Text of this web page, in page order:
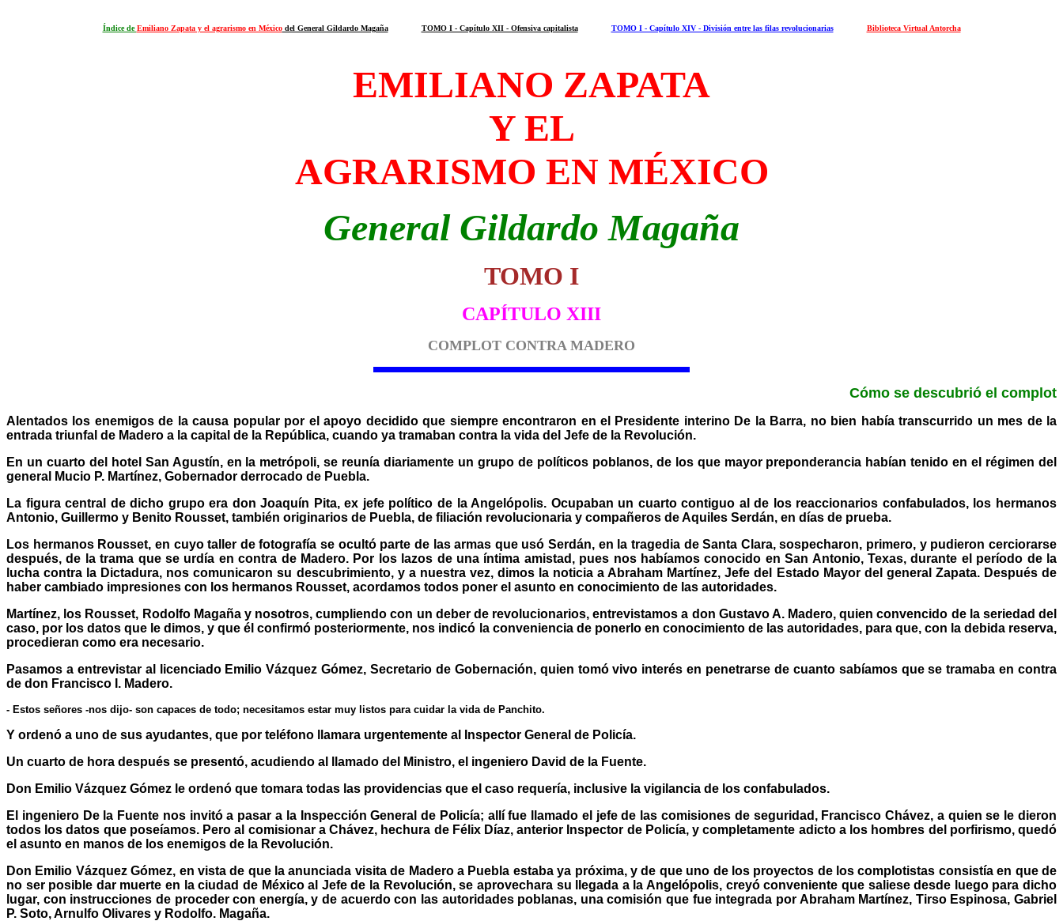
Índice deEmiliano Zapata y el agrarismo en Méxicodel General Gildardo Magaña TOMO I - Capítulo XII - Ofensiva capitalista TOMO I - Capítulo XIV - División entre las filas revolucionarias Biblioteca Virtual Antorcha
EMILIANO ZAPATA
Y EL
AGRARISMO EN MÉXICO
General Gildardo Magaña
TOMO I
CAPÍTULO XIII
COMPLOT CONTRA MADERO
Cómo se descubrió el complot
Alentados los enemigos de la causa popular por el apoyo decidido que siempre encontraron en el Presidente interino De la Barra, no bien había transcurrido un mes de la
entrada triunfal de Madero a la capital de la República, cuando ya tramaban contra la vida del Jefe de la Revolución.
En un cuarto del hotel San Agustín, en la metrópoli, se reunía diariamente un grupo de políticos poblanos, de los que mayor preponderancia habían tenido en el régimen del
general Mucio P. Martínez, Gobernador derrocado de Puebla.
La figura central de dicho grupo era don Joaquín Pita, ex jefe político de la Angelópolis. Ocupaban un cuarto contiguo al de los reaccionarios confabulados, los hermanos
Antonio, Guillermo y Benito Rousset, también originarios de Puebla, de filiación revolucionaria y compañeros de Aquiles Serdán, en días de prueba.
Los hermanos Rousset, en cuyo taller de fotografía se ocultó parte de las armas que usó Serdán, en la tragedia de Santa Clara, sospecharon, primero, y pudieron cerciorarse
después, de la trama que se urdía en contra de Madero. Por los lazos de una íntima amistad, pues nos habíamos conocido en San Antonio, Texas, durante el período de la
lucha contra la Dictadura, nos comunicaron su descubrimiento, y a nuestra vez, dimos la noticia a Abraham Martínez, Jefe del Estado Mayor del general Zapata. Después de
haber cambiado impresiones con los hermanos Rousset, acordamos todos poner el asunto en conocimiento de las autoridades.
Martínez, los Rousset, Rodolfo Magaña y nosotros, cumpliendo con un deber de revolucionarios, entrevistamos a don Gustavo A. Madero, quien convencido de la seriedad del
caso, por los datos que le dimos, y que él confirmó posteriormente, nos indicó la conveniencia de ponerlo en conocimiento de las autoridades, para que, con la debida reserva,
procedieran como era necesario.
Pasamos a entrevistar al licenciado Emilio Vázquez Gómez, Secretario de Gobernación, quien tomó vivo interés en penetrarse de cuanto sabíamos que se tramaba en contra
de don Francisco I. Madero.
- Estos señores -nos dijo- son capaces de todo; necesitamos estar muy listos para cuidar la vida de Panchito.
Y ordenó a uno de sus ayudantes, que por teléfono llamara urgentemente al Inspector General de Policía.
Un cuarto de hora después se presentó, acudiendo al llamado del Ministro, el ingeniero David de la Fuente.
Don Emilio Vázquez Gómez le ordenó que tomara todas las providencias que el caso requería, inclusive la vigilancia de los confabulados.
El ingeniero De la Fuente nos invitó a pasar a la Inspección General de Policía; allí fue llamado el jefe de las comisiones de seguridad, Francisco Chávez, a quien se le dieron
todos los datos que poseíamos. Pero al comisionar a Chávez, hechura de Félix Díaz, anterior Inspector de Policía, y completamente adicto a los hombres del porfirismo, quedó
el asunto en manos de los enemigos de la Revolución.
Don Emilio Vázquez Gómez, en vista de que la anunciada visita de Madero a Puebla estaba ya próxima, y de que uno de los proyectos de los complotistas consistía en que de
no ser posible dar muerte en la ciudad de México al Jefe de la Revolución, se aprovechara su llegada a la Angelópolis, creyó conveniente que saliese desde luego para dicho
lugar, con instrucciones de proceder con energía, y de acuerdo con las autoridades poblanas, una comisión que fue integrada por Abraham Martínez, Tirso Espinosa, Gabriel
P. Soto, Arnulfo Olivares y Rodolfo. Magaña.